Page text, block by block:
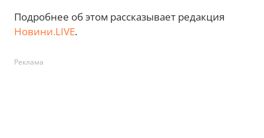
Подробнее об этом рассказывает редакция
Новини.LIVE.
Реклама